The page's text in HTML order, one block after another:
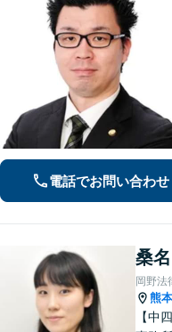
電話でお問い合わせ
桑
岡野法
熊
【中